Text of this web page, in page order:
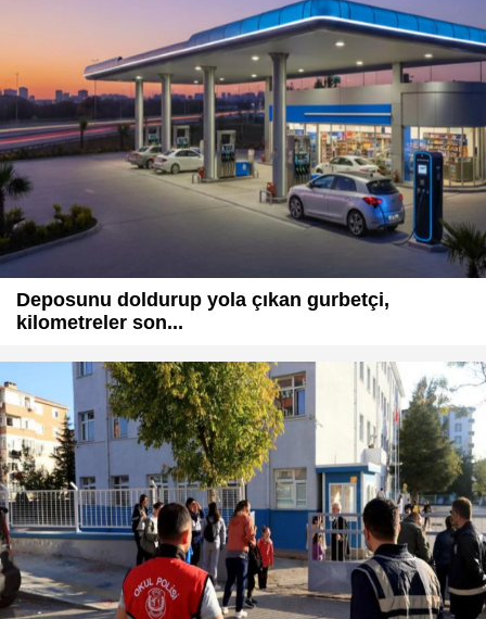
Deposunu doldurup yola çıkan gurbetçi,
kilometreler son...